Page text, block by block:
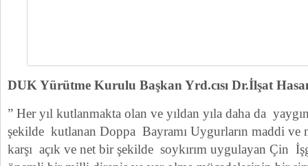
DUK Yürütme Kurulu Başkan Yrd.cısı Dr.İlşat
” Her yıl kutlanmakta olan ve yıldan yıla daha da
şekilde kutlanan Doppa Bayramı Uygurların maddi ve
karşı açık ve net bir şekilde soykırım uygulayan Çin